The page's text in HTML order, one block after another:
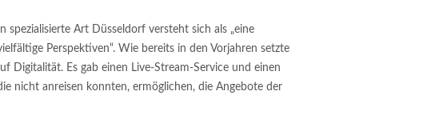
spezialisierte Art Düsseldorf versteht sich als „eine
Perspektiven“. Wie bereits in den Vorjahren setzte
Digitalität. Es gab einen Live-Stream-Service und einen
nicht anreisen konnten, ermöglichen, die Angebote der